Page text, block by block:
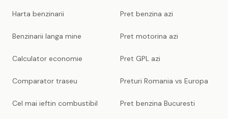
Harta benzinarii
Benzinarii langa mine
Calculator economie
Comparator traseu
Cel mai ieftin combustibil
Pret benzina azi
Pret motorina azi
Pret GPL azi
Preturi Romania vs Europa
Pret benzina Bucuresti